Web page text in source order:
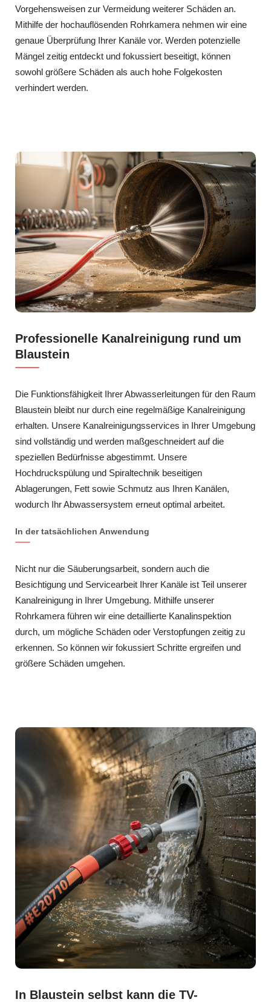
Vorgehensweisen zur Vermeidung weiterer Schäden an.
Mithilfe der hochauflösenden Rohrkamera nehmen wir eine
genaue Überprüfung Ihrer Kanäle vor. Werden potenzielle
Mängel zeitig entdeckt und fokussiert beseitigt, können
sowohl größere Schäden als auch hohe Folgekosten
verhindert werden.
Professionelle Kanalreinigung rund um
Blaustein
Die Funktionsfähigkeit Ihrer Abwasserleitungen für den Raum
Blaustein bleibt nur durch eine regelmäßige Kanalreinigung
erhalten. Unsere Kanalreinigungsservices in Ihrer Umgebung
sind vollständig und werden maßgeschneidert auf die
speziellen Bedürfnisse abgestimmt. Unsere
Hochdruckspülung und Spiraltechnik beseitigen
Ablagerungen, Fett sowie Schmutz aus Ihren Kanälen,
wodurch Ihr Abwassersystem erneut optimal arbeitet.
In der tatsächlichen Anwendung
Nicht nur die Säuberungsarbeit, sondern auch die
Besichtigung und Servicearbeit Ihrer Kanäle ist Teil unserer
Kanalreinigung in Ihrer Umgebung. Mithilfe unserer
Rohrkamera führen wir eine detaillierte Kanalinspektion
durch, um mögliche Schäden oder Verstopfungen zeitig zu
erkennen. So können wir fokussiert Schritte ergreifen und
größere Schäden umgehen.
In Blaustein selbst kann die TV-